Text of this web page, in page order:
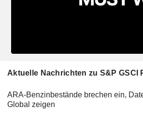
Aktuelle Nachrichten zu S&P GSCI
ARA-Benzinbestände brechen ein,
Global zeigen